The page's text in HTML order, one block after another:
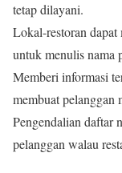
tetap dilayani.
Lokal-restoran dapat
untuk menulis nama
Memberi informasi
membuat pelanggan
Pengendalian daftar
pelanggan walau